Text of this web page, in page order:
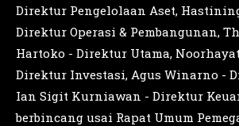
Direktur Pengelolaan Aset,
Direktur Operasi & Pembangunan,
Hartoko - Direktur Utama,
Direktur Investasi, Agus Winarno -
Ian Sigit Kurniawan - Direktur
berbincang usai Rapat Umum